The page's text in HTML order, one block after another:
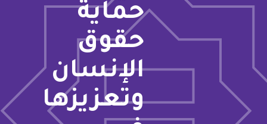
حماية
حقوق
الإنسان
وتعزيزها